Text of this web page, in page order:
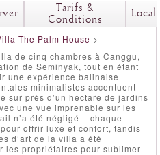
Tarifs &
Conditions
The Palm House >
de cinq chambres à Canggu,
de Seminyak, tout en étant
une expérience balinaise
minimalistes accentuent
sur près d’un hectare de jardins
une vue imprenable sur les
n’a été négligé – chaque
offrir luxe et confort, tandis
d’art de la villa a été
les propriétaires pour sublimer